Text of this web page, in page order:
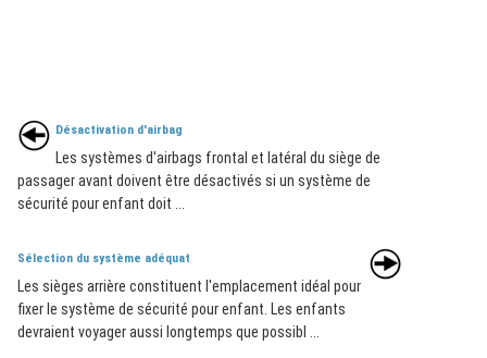
Désactivation d'airbag
Les systèmes d'airbags frontal et latéral du siège de
passager avant doivent être désactivés si un système de
sécurité pour enfant doit ...
Sélection du système adéquat
Les sièges arrière constituent l'emplacement idéal pour
fixer le système de sécurité pour enfant. Les enfants
devraient voyager aussi longtemps que possibl ...